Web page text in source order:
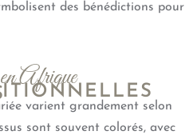
des bénédictions pour
Afrique
varient grandement selon
sont souvent colorés, avec